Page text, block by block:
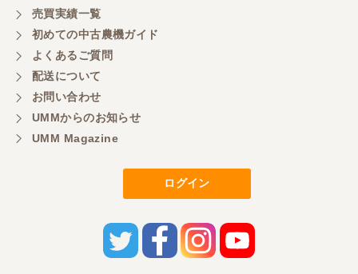
売買実績一覧
初めての中古農機ガイド
よくあるご質問
配送について
お問い合わせ
UMMからのお知らせ
UMM Magazine
ログイン